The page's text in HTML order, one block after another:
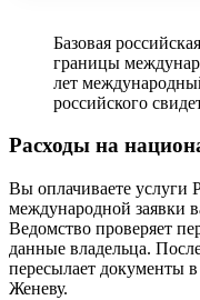
Базовая
границы
лет
российского
Расходы на
Вы оплачиваете услуги
международной заявки
Ведомство проверяет
данные владельца.
пересылает
Женеву.